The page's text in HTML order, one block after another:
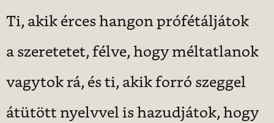
Ti, akik érces hangon prófétáljátok
a szeretetet, félve, hogy méltatlanok
vagytok rá, és ti, akik forró szeggel
átütött nyelvvel is hazudjátok, hogy